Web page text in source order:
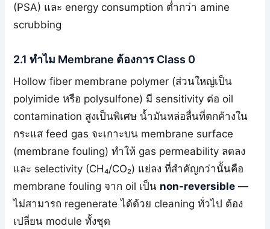
(PSA) และ energy consumption ต่ำกว่า amine
scrubbing
2.1 ทำไม Membrane ต้องการ Class 0
Hollow fiber membrane polymer (ส่วนใหญ่เป็น
polyimide หรือ polysulfone) มี sensitivity ต่อ oil
contamination สูงเป็นพิเศษ น้ำมันหล่อลื่นที่ตกค้างใน
กระแส feed gas จะเกาะบน membrane surface
(membrane fouling) ทำให้ gas permeability ลดลง
และ selectivity (CH₄/CO₂) แย่ลง ที่สำคัญกว่านั้นคือ
membrane fouling จาก oil เป็น non-reversible —
ไม่สามารถ regenerate ได้ด้วย cleaning ทั่วไป ต้อง
เปลี่ยน module ทั้งชุด